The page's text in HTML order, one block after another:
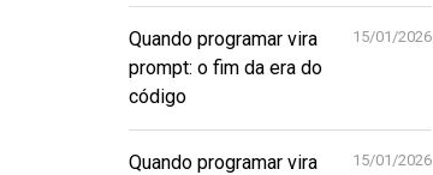
Quando programar vira
prompt: o fim da era do
código
15/01/2026
Quando programar vira
15/01/2026